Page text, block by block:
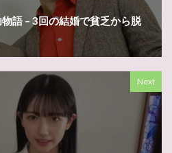
語 – 3回の結婚で貧乏から脱
Next